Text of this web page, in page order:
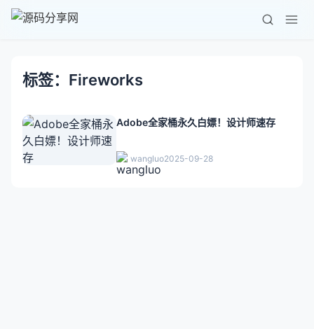
标签：Fireworks
Adobe全家桶永久白嫖！设计师速存
wangluo2025-09-28